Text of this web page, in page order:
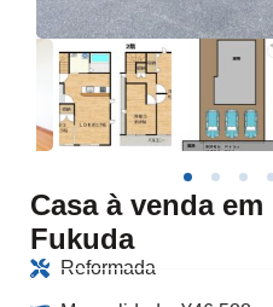
Casa à venda
Fukuda
Reformada